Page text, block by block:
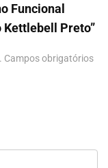
Funcional
Preto”
Campos obrigatórios